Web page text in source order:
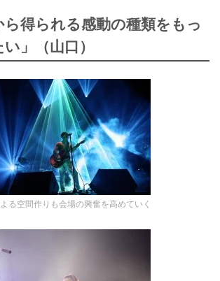
ら得られる感動の種類をもっ
」（山口）
る空間作りも会場の興奮を高めていく